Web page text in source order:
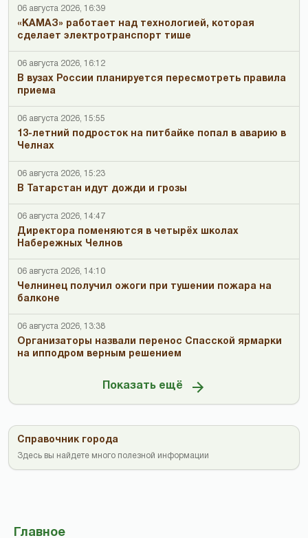
06 августа 2026, 16:39
«КАМАЗ» работает над технологией, которая
сделает электротранспорт тише
06 августа 2026, 16:12
В вузах России планируется пересмотреть правила
приема
06 августа 2026, 15:55
13-летний подросток на питбайке попал в аварию в
Челнах
06 августа 2026, 15:23
В Татарстан идут дожди и грозы
06 августа 2026, 14:47
Директора поменяются в четырёх школах
Набережных Челнов
06 августа 2026, 14:10
Челнинец получил ожоги при тушении пожара на
балконе
06 августа 2026, 13:38
Организаторы назвали перенос Спасской ярмарки
на ипподром верным решением
Показать ещё
Справочник города
Здесь вы найдете много полезной информации
Главное